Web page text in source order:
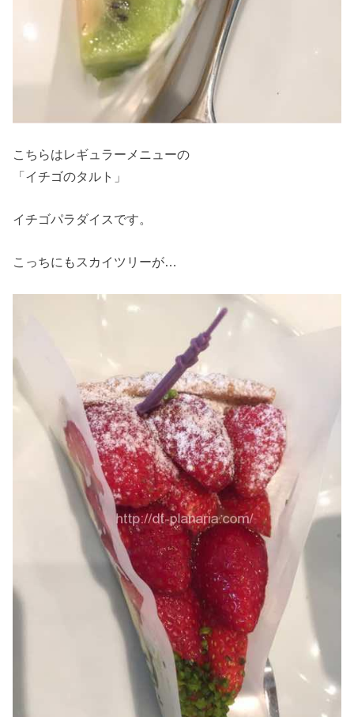
こちらはレギュラーメニューの
「イチゴのタルト」
イチゴパラダイスです。
こっちにもスカイツリーが…